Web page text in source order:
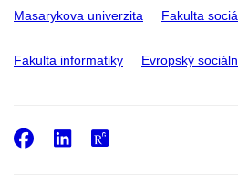
Masarykova univerzita Fakulta
Fakulta informatiky Evropský
Facebook
LinkedIn